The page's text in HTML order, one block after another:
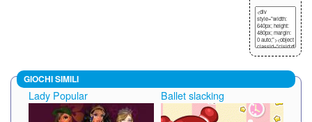
GIOCHI SIMILI
Lady Popular Ballet slacking